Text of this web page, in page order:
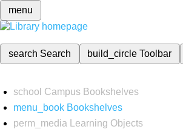
menu
search Search build_circleToolbar
school Campus Bookshelves
menu_book Bookshelves
perm_media
Learning Objects